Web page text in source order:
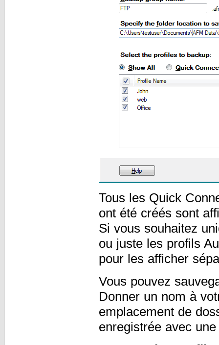
Tous les Quick
ont été créés sont
Si vous souhaitez
ou juste les profils
pour les afficher
Vous pouvez
Donner un nom à
emplacement de
enregistrée avec